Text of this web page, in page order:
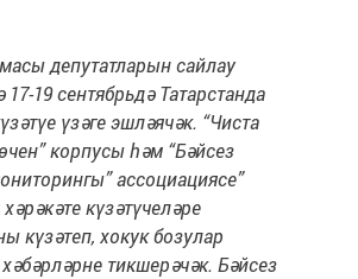
депутатларын сайлау
19 сентябрьдә Татарстанда
үзәге эшләячәк. “Чиста
корпусы һәм “Бәйсез
ассоциациясе”
күзәтүчеләре
күзәтеп, хокук бозулар
тикшерәчәк. Бәйсез